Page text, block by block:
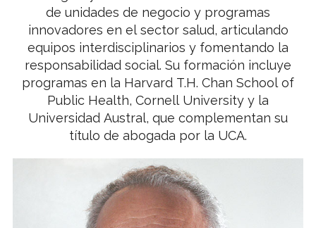
de unidades de negocio y programas
innovadores en el sector salud, articulando
equipos interdisciplinarios y fomentando la
responsabilidad social. Su formación incluye
programas en la Harvard T.H. Chan School of
Public Health, Cornell University y la
Universidad Austral, que complementan su
título de abogada por la UCA.